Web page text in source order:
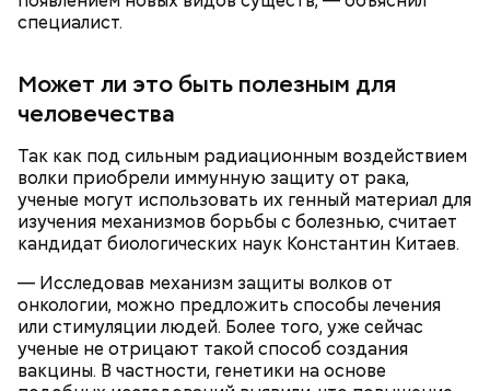
специалист.
Может ли это быть полезным для
человечества
Так как под сильным радиационным воздействием
волки приобрели иммунную защиту от рака,
ученые могут использовать их генный материал для
изучения механизмов борьбы с болезнью, считает
кандидат биологических наук Константин Китаев.
— Исследовав механизм защиты волков от
онкологии, можно предложить способы лечения
или стимуляции людей. Более того, уже сейчас
ученые не отрицают такой способ создания
вакцины. В частности, генетики на основе
— Затем достать подпекшийся до темного цвета
перец с углей и переложить его в пакет, чтобы
кожица стала мягкой. После необходимо снять эту
кожицу с овоща и нарезать. Далее готовые лук,
баклажан и кабачок разрезать пополам, а помидор
— на крупные дольки, — рассказал собеседник
«ВМ».
Диетолог Соломатина объяснила,
из Великого поста
— Из указанных мною объемов у вас должно
получиться три кулича среднего размера. Выпекать
их нужно при температуре 180 градусов около 40
минут.